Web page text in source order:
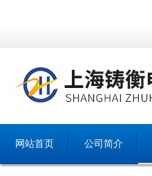
网站首页 公司简介